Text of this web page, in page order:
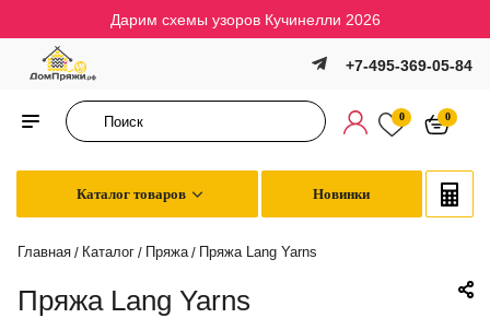
Дарим схемы узоров Кучинелли 2026
+7-495-369-05-84
0 0
Каталог товаров Новинки
Главная / Каталог / Пряжа / Пряжа Lang Yarns
Пряжа Lang Yarns